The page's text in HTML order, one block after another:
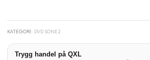
KATEGORI: DVD SONE2
Trygg handel på QXL